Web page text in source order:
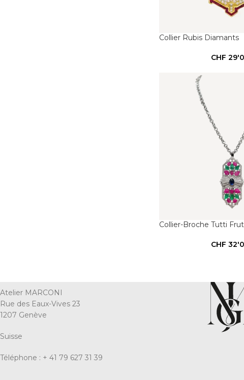
Collier Rubis Diamants
CHF
Collier-Broche Tutti
CHF
Atelier MARCONI
Rue des Eaux-Vives 23
1207 Genève
Suisse
Téléphone : + 41 79 627 31 39